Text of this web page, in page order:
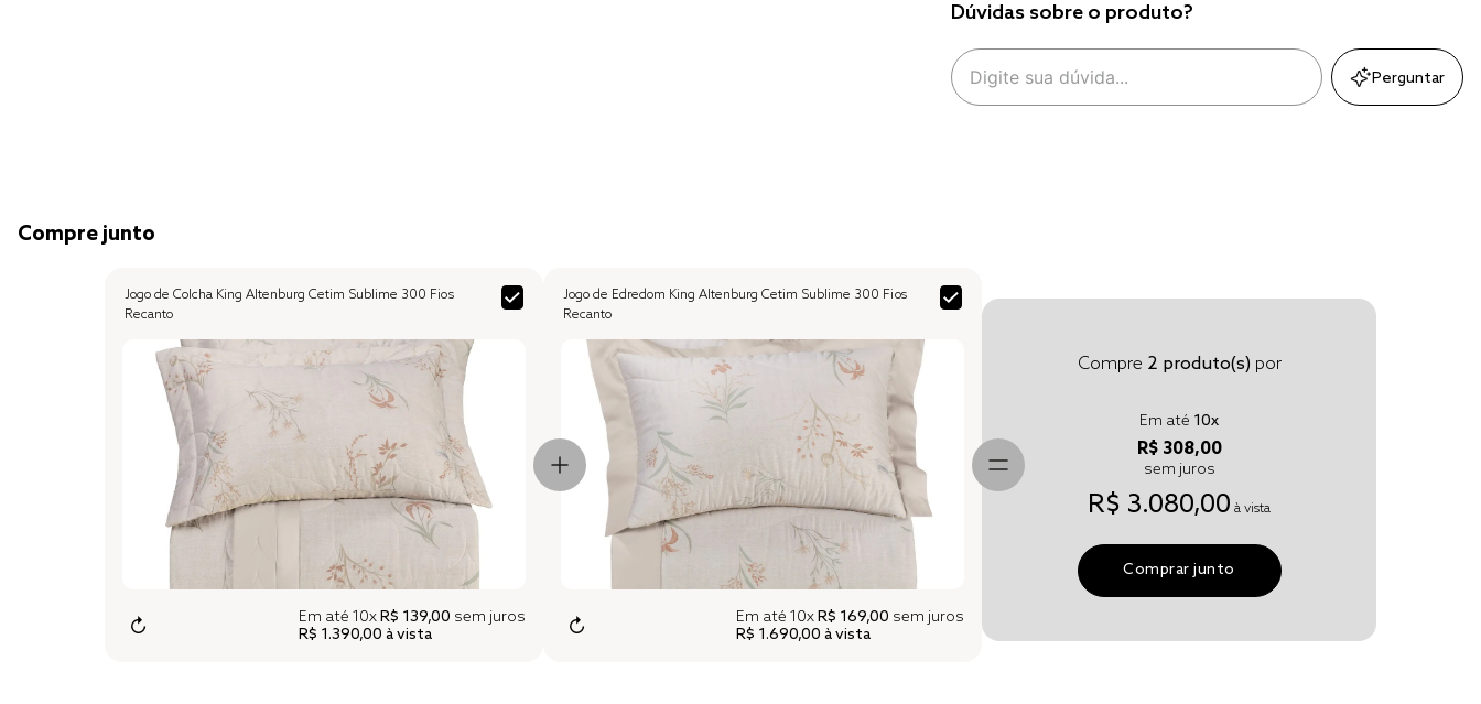
Dúvidas sobre o produto?
Perguntar
Compre junto
Jogo de Colcha King Altenburg Cetim Sublime 300 Fios
Recanto
↻ Em até 10xR$ 139,00 sem juros
R$ 1.390,00 à vista
Jogo de Edredom King Altenburg Cetim Sublime 300 Fios
Recanto
↻ Em até 10xR$ 169,00 sem juros
R$ 1.690,00 à vista
Compre 2 produto(s)por
Em até 10x
R$ 308,00
sem juros
R$ 3.080,00 à vista
Comprar junto